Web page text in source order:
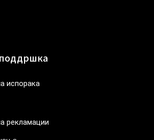
испорака
рекламации